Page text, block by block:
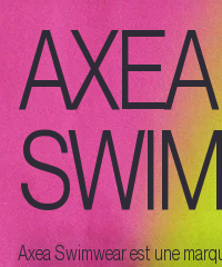
AXEA
Axea Swimwear est une